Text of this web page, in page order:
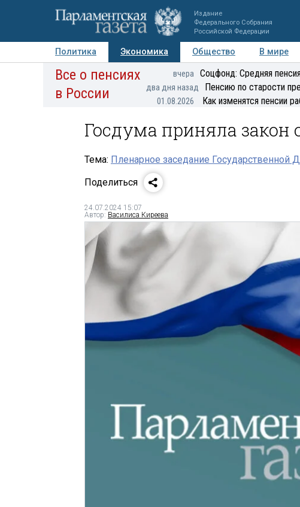
Издание
Федерального Собрания
Российской Федерации
Политика Экономика Общество В мире
Авторы Персоны Мнения Регионы
Все о пенсиях
в России
вчера Соцфонд: Средняя
два дня назад Пенсию по старости
01.08.2026 Как изменятся пенсии
Госдума приняла закон
Тема: Пленарное заседание Государственной
Поделиться
24.07.2024 15:07
Автор: Василиса Киреева